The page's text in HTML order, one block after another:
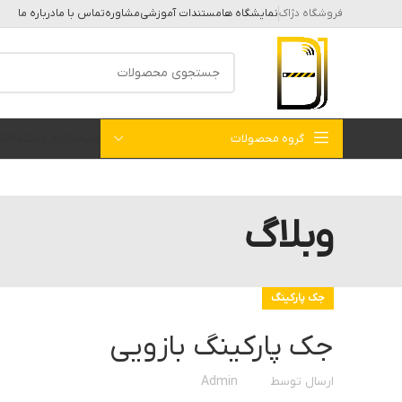
فروشگاه دژاکنمایشگاه هامستندات آموزشیمشاورهتماس با مادرباره ما
گروه محصولات
وبلاگ
جک پارکینگ
جک پارکینگ بازویی
ارسال توسط Admin